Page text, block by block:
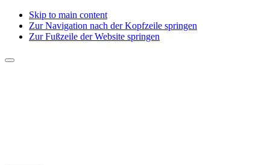
Skip to main content
Zur Navigation nach der Kopfzeile springen
Zur Fußzeile der Website springen
Menü